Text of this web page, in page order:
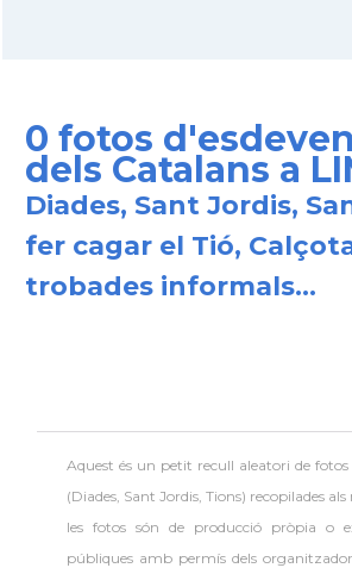
0 fotos
dels Catalans a
Diades, Sant Jordis,
fer cagar el Tió,
trobades informals...
Aquest és un petit recull aleatori defotos
(Diades, Sant Jordis, Tions) recopilades als
les fotos són de producció pròpia o
públiques amb permís dels